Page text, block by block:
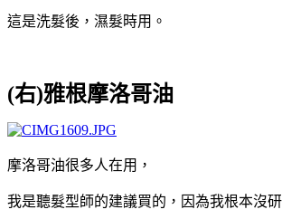
這是洗髮後，濕髮時用。
(右)雅根摩洛哥油
摩洛哥油很多人在用，
我是聽髮型師的建議買的，因為我根本沒研